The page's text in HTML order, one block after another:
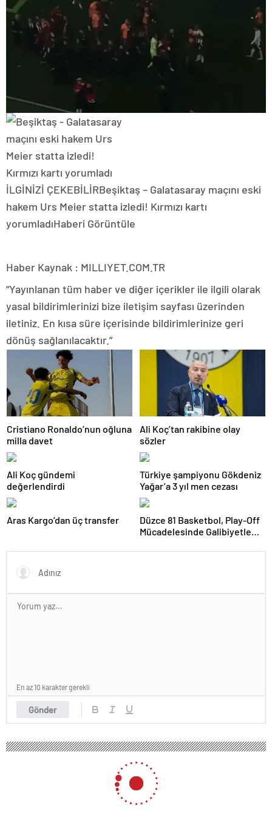
İLGİNİZİ ÇEKEBİLİRBeşiktaş – Galatasaray maçını eski
hakem Urs Meier statta izledi! Kırmızı kartı
yorumladıHaberi Görüntüle
Haber Kaynak : MILLIYET.COM.TR
“Yayınlanan tüm haber ve diğer içerikler ile ilgili olarak
yasal bildirimlerinizi bize iletişim sayfası üzerinden
iletiniz. En kısa süre içerisinde bildirimlerinize geri
dönüş sağlanılacaktır.”
Cristiano Ronaldo’nun oğluna
milla davet
Ali Koç’tan rakibine olay
sözler
Ali Koç gündemi
değerlendirdi
Türkiye şampiyonu Gökdeniz
Yağar’a 3 yıl men cezası
Aras Kargo’dan üç transfer
Düzce 81 Basketbol, Play-Off
Mücadelesinde Galibiyetle
Gönder
En az 10 karakter gerekli